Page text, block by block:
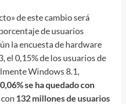
de este cambio será
de usuarios
la encuesta de hardware
el 0,15% de los usuarios de
Windows 8.1,
0,06% se ha quedado con
132 millones de usuarios